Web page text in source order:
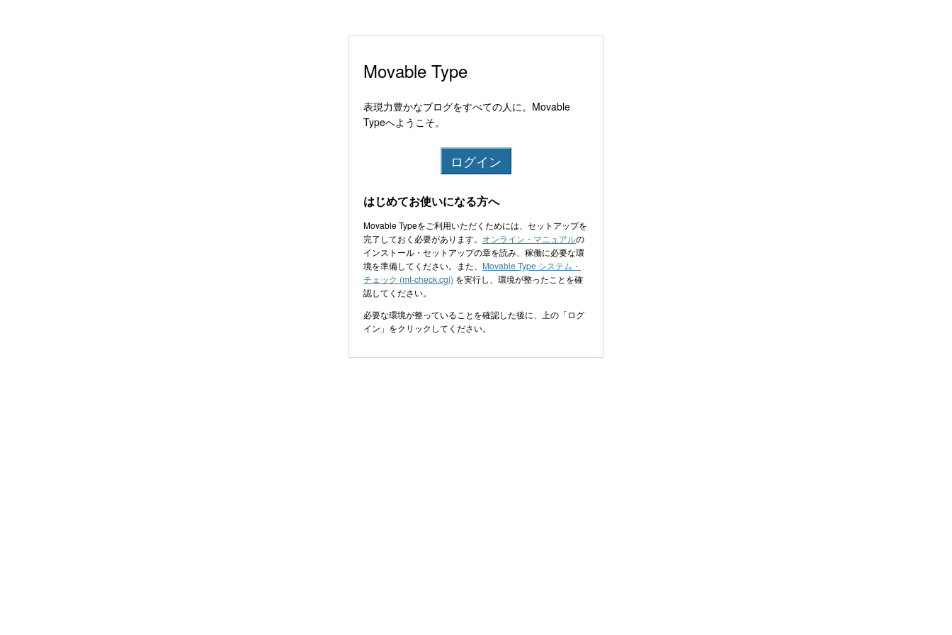
Movable Type
表現力豊かなブログをすべての人に。Movable
Typeへようこそ。
ログイン
はじめてお使いになる方へ
Movable Typeをご利用いただくためには、セットアップを
完了しておく必要があります。 オンライン・マニュアルの
インストール・セットアップの章を読み、稼働に必要な環
境を準備してください。また、 Movable Type システム・
チェック (mt-check.cgi) を実行し、環境が整ったことを確
認してください。
必要な環境が整っていることを確認した後に、上の「ログ
イン」をクリックしてください。